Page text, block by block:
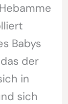
Babys
der
in
sich